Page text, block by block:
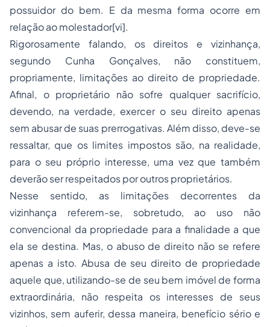
possuidor do bem. E da mesma forma ocorre em
relação ao molestador[vi].
Rigorosamente falando, os direitos e vizinhança,
segundo Cunha Gonçalves, não constituem,
propriamente, limitações ao direito de propriedade.
Afinal, o proprietário não sofre qualquer sacrifício,
devendo, na verdade, exercer o seu direito apenas
sem abusar de suas prerrogativas. Além disso, deve-se
ressaltar, que os limites impostos são, na realidade,
para o seu próprio interesse, uma vez que também
deverão ser respeitados por outros proprietários.
Nesse sentido, as limitações decorrentes da
vizinhança referem-se, sobretudo, ao uso não
convencional da propriedade para a finalidade a que
ela se destina. Mas, o abuso de direito não se refere
apenas a isto. Abusa de seu direito de propriedade
aquele que, utilizando-se de seu bem imóvel de forma
extraordinária, não respeita os interesses de seus
vizinhos, sem auferir, dessa maneira, benefício sério e